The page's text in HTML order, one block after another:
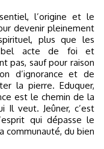
l’origine et le
devenir pleinement
plus que les
bel acte de foi et
pas, sauf pour raison
d’ignorance et de
la pierre. Eduquer,
est le chemin de la
Il veut. Jeûner, c’est
qui dépasse le
communauté, du bien